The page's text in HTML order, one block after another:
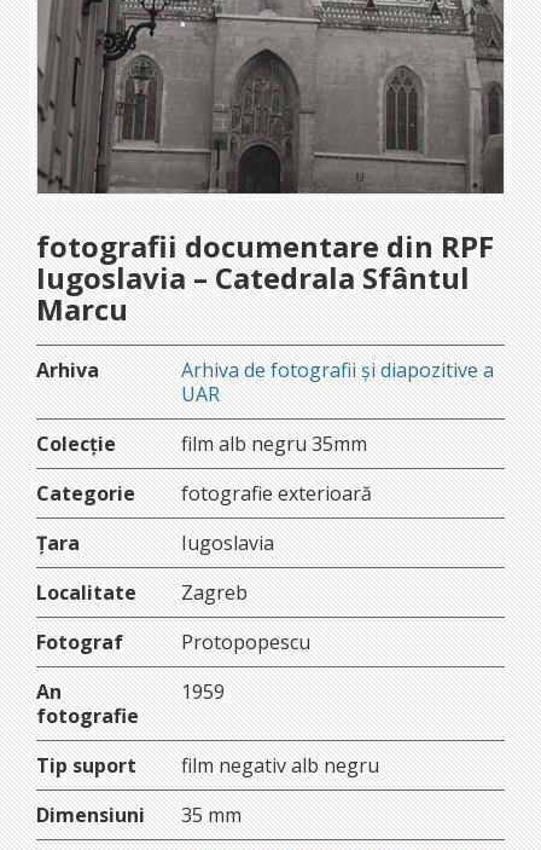
fotografii documentare din RPF
Iugoslavia – Catedrala Sfântul
Marcu
Arhiva
Arhiva de fotografii și diapozitive a
UAR
Colecție
film alb negru 35mm
Categorie
fotografie exterioară
Țara
Iugoslavia
Localitate
Zagreb
Fotograf
Protopopescu
An
fotografie
1959
Tip suport
film negativ alb negru
Dimensiuni
35 mm